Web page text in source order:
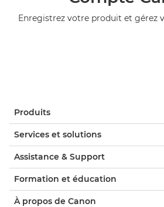
Enregistrez votre produit et gérez
Produits
Services et solutions
Assistance & Support
Formation et éducation
À propos de Canon